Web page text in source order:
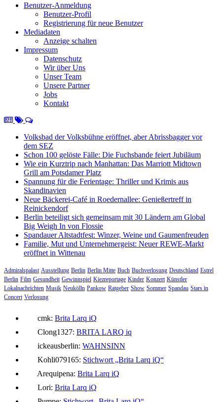
Benutzer-Anmeldung
Benutzer-Profil
Registrierung für neue Benutzer
Mediadaten
Anzeige schalten
Impressum
Datenschutz
Wir über Uns
Unser Team
Unsere Partner
Jobs
Kontakt
Volksbad der Volksbühne eröffnet, aber Abrissbagger vor
dem SEZ
Schon 100 gelöste Fälle: Die Fuchsbande feiert Jubiläum
Wie ein Kurztrip nach Manhattan: Das Marriott Midtown
Grill am Potsdamer Platz
Spannung für die Ferientage: Thriller und Krimis aus
Skandinavien
Neue Bäckerei-Café in Roedernallee: Genießertreff in
Reinickendorf
Berlin beteiligt sich gemeinsam mit 30 Ländern am Global
Big Weigh In von Flossie
Spandauer Altstadtfest: Winzer, Weine und Gaumenfreuden
Familie, Mut und Unternehmergeist: Neuer REWE-Markt
eröffnet in Wittenau
Admiralspalast Ausstellung Berlin Berlin Mitte Buch Buchverlosung Deutschland Estrel
Berlin Film Gesundheit Gewinnspiel Kiezreportage Kinder Konzert Künstler
Lokalnachrichten Musik Neukölln Pankow Ratgeber Show Sommer Spandau Stars in
Concert Verlosung
cmk: Brita Larq iQ
Clong1327: BRITA LARQ iq
ickeausberlin: WAHNSINN
Kohli079165: Stichwort „Brita Larq iQ“
Arequipena: Brita Larq iQ
Lori: Brita Larq iQ